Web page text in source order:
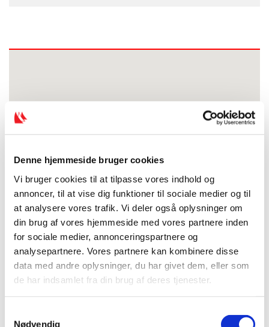
Denne hjemmeside bruger cookies
Vi bruger cookies til at tilpasse vores indhold og
annoncer, til at vise dig funktioner til sociale medier og til
at analysere vores trafik. Vi deler også oplysninger om
din brug af vores hjemmeside med vores partnere inden
for sociale medier, annonceringspartnere og
analysepartnere. Vores partnere kan kombinere disse
data med andre oplysninger, du har givet dem, eller som
de har indsamlet fra din brug af deres tjenester.
Nødvendig